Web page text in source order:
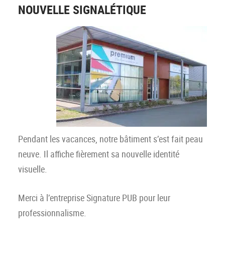
NOUVELLE SIGNALÉTIQUE
Pendant les vacances, notre bâtiment s’est fait peau
neuve. Il affiche fièrement sa nouvelle identité
visuelle.
Merci à l’entreprise Signature PUB pour leur
professionnalisme.